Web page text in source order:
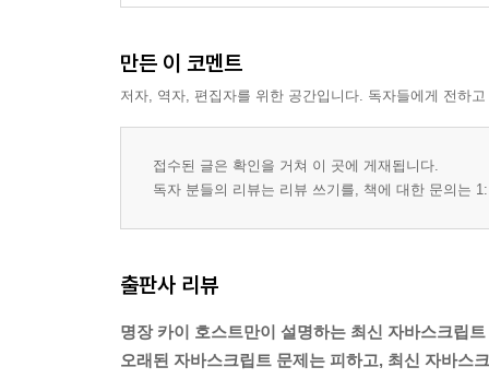
만든 이 코멘트
저자, 역자, 편집자를 위한 공간입니다. 독자들에게 전하
접수된 글은 확인을 거쳐 이 곳에 게재됩니다.
독자 분들의 리뷰는 리뷰 쓰기를, 책에 대한 문의는
출판사 리뷰
명장 카이 호스트만이 설명하는 최신 자바스크립
오래된 자바스크립트 문제는 피하고, 최신 자바스